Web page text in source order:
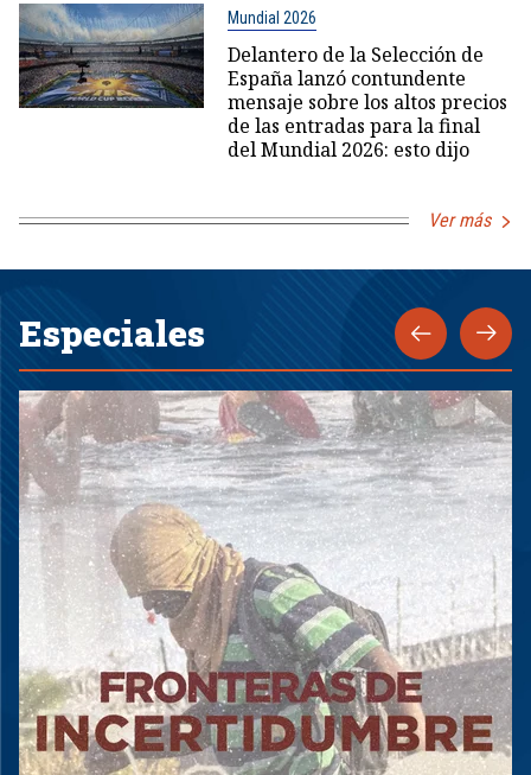
Mundial 2026
Delantero de la Selección de
España lanzó contundente
mensaje sobre los altos precios
de las entradas para la final
del Mundial 2026: esto dijo
Ver más
Especiales